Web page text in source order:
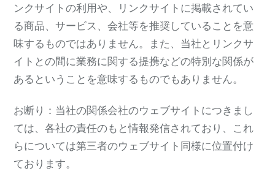
ンクサイトの利用や、リンクサイトに掲載されてい
る商品、サービス、会社等を推奨していることを意
味するものではありません。また、当社とリンクサ
イトとの間に業務に関する提携などの特別な関係が
あるということを意味するものでもありません。
お断り：当社の関係会社のウェブサイトにつきまし
ては、各社の責任のもと情報発信されており、これ
らについては第三者のウェブサイト同様に位置付け
ております。